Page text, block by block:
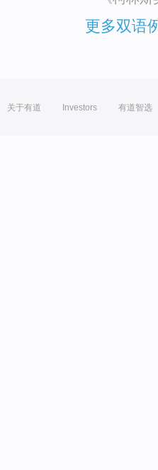
更多双语
关于有道 Investors 有道智选